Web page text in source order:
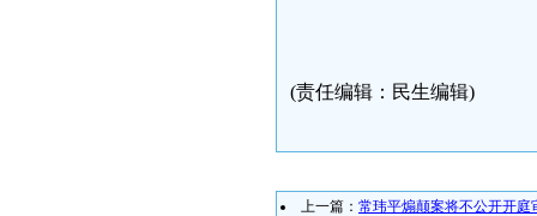
(责任编辑：民生编辑)
上一篇： 常玮平煽颠案将不公开开庭